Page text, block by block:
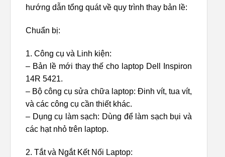
hướng dẫn tổng quát về quy trình thay bản lề:
Chuẩn bị:
1. Công cụ và Linh kiện:
– Bản lề mới thay thế cho laptop Dell Inspiron
14R 5421.
– Bộ công cụ sửa chữa laptop: Đinh vít, tua vít,
và các công cụ cần thiết khác.
– Dụng cụ làm sạch: Dùng để làm sạch bụi và
các hạt nhỏ trên laptop.
2. Tắt và Ngắt Kết Nối Laptop: